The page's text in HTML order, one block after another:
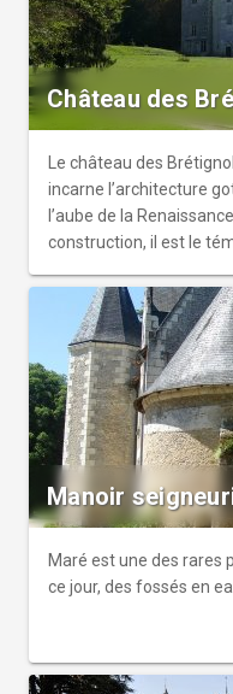
Château des
Le château des
incarne l’architecture
l’aube de la
construction, il est le
Manoir
Maré est une des rares
ce jour, des fossés en